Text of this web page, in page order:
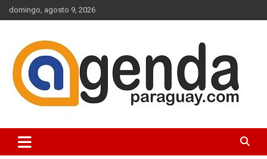
Saltar
al
domingo, agosto 9, 2026
Agenda Paraguay